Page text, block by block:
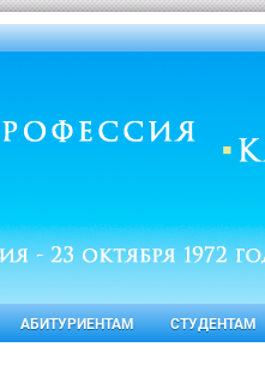
АБИТУРИЕНТАМ СТУДЕНТАМ